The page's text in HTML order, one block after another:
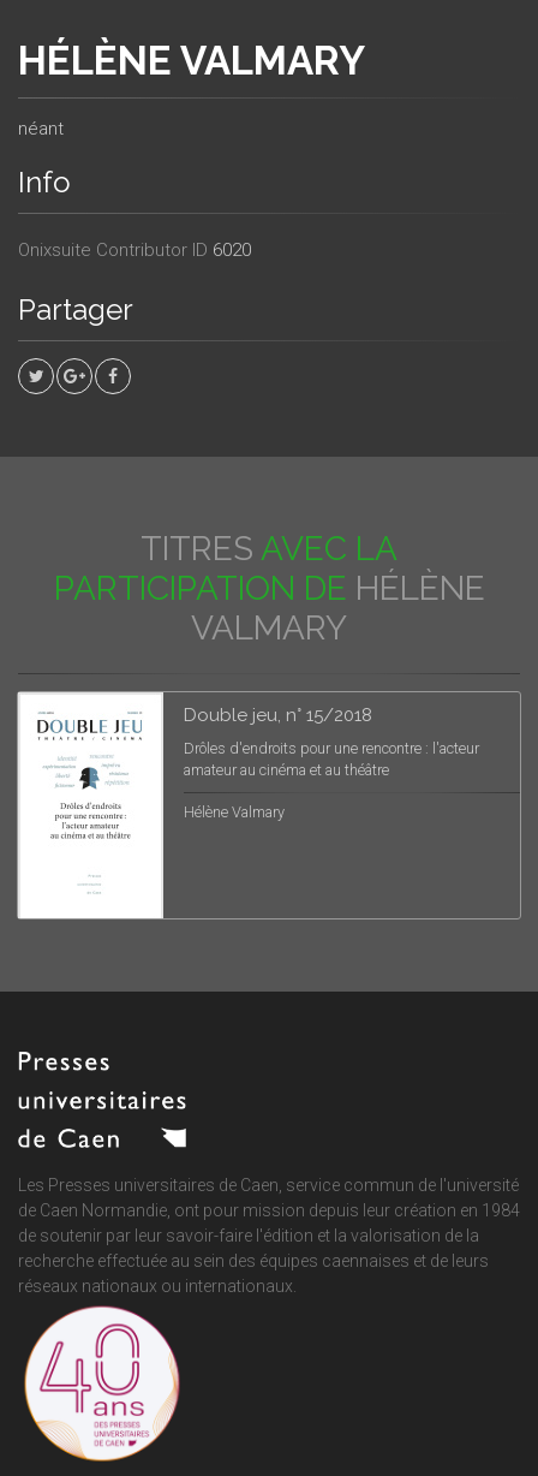
HÉLÈNE VALMARY
néant
Info
Onixsuite Contributor ID 6020
Partager
TITRES AVEC LA
PARTICIPATION DE HÉLÈNE
VALMARY
Double jeu, n° 15/2018
Drôles d'endroits pour une rencontre : l'acteur
amateur au cinéma et au théâtre
Hélène Valmary
Les Presses universitaires de Caen, service commun de l'université
de Caen Normandie, ont pour mission depuis leur création en 1984
de soutenir par leur savoir-faire l'édition et la valorisation de la
recherche effectuée au sein des équipes caennaises et de leurs
réseaux nationaux ou internationaux.